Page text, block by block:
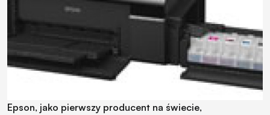
Epson, jako pierwszy producent na świecie,